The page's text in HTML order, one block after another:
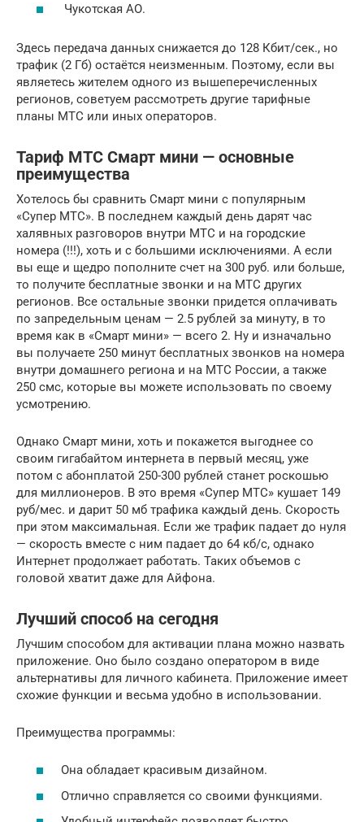
Чукотская АО.
Здесь передача данных снижается до 128 Кбит/сек., но
трафик (2 Гб) остаётся неизменным. Поэтому, если вы
являетесь жителем одного из вышеперечисленных
регионов, советуем рассмотреть другие тарифные
планы МТС или иных операторов.
Тариф МТС Смарт мини — основные
преимущества
Хотелось бы сравнить Смарт мини с популярным
«Супер МТС». В последнем каждый день дарят час
халявных разговоров внутри МТС и на городские
номера (!!!), хоть и с большими исключениями. А если
вы еще и щедро пополните счет на 300 руб. или больше,
то получите бесплатные звонки и на МТС других
регионов. Все остальные звонки придется оплачивать
по запредельным ценам — 2.5 рублей за минуту, в то
время как в «Смарт мини» — всего 2. Ну и изначально
вы получаете 250 минут бесплатных звонков на номера
внутри домашнего региона и на МТС России, а также
250 смс, которые вы можете использовать по своему
усмотрению.
Однако Смарт мини, хоть и покажется выгоднее со
своим гигабайтом интернета в первый месяц, уже
потом с абонплатой 250-300 рублей станет роскошью
для миллионеров. В это время «Супер МТС» кушает 149
руб/мес. и дарит 50 мб трафика каждый день. Скорость
при этом максимальная. Если же трафик падает до нуля
— скорость вместе с ним падает до 64 кб/с, однако
Интернет продолжает работать. Таких объемов с
головой хватит даже для Айфона.
Лучший способ на сегодня
Лучшим способом для активации плана можно назвать
приложение. Оно было создано оператором в виде
альтернативы для личного кабинета. Приложение имеет
схожие функции и весьма удобно в использовании.
Преимущества программы:
Она обладает красивым дизайном.
Отлично справляется со своими функциями.